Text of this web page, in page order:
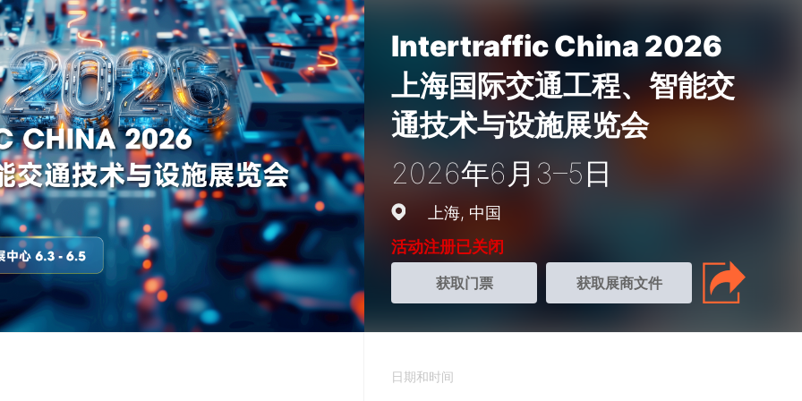
Intertraffic China 2026
上海国际交通工程、智能交
通技术与设施展览会
2026年6月3–5日
上海 中国
活动注册已关闭
获取门票 获取展商文件
日期和时间